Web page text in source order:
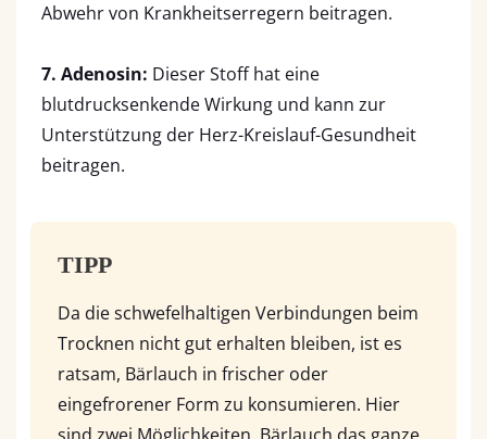
Abwehr von Krankheitserregern beitragen.
7. Adenosin: Dieser Stoff hat eine
blutdrucksenkende Wirkung und kann zur
Unterstützung der Herz-Kreislauf-Gesundheit
beitragen.
TIPP
Da die schwefelhaltigen Verbindungen beim
Trocknen nicht gut erhalten bleiben, ist es
ratsam, Bärlauch in frischer oder
eingefrorener Form zu konsumieren. Hier